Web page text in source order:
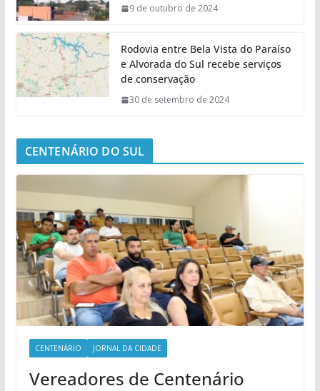
9 de outubro de 2024
Rodovia entre Bela Vista do Paraíso
e Alvorada do Sul recebe serviços
de conservação
30 de setembro de 2024
CENTENÁRIO DO SUL
CENTENÁRIO JORNAL DA CIDADE
Vereadores de Centenário